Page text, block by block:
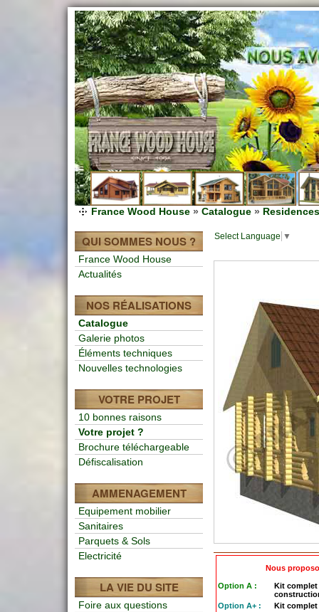
France Wood House » Catalogue »
QUI SOMMES NOUS ?
France Wood House
Actualités
NOS RÉALISATIONS
Catalogue
Galerie photos
Éléments techniques
Nouvelles technologies
VOTRE PROJET
10 bonnes raisons
Votre projet ?
Brochure téléchargeable
Défiscalisation
AMMENAGEMENT
Equipement mobilier
Sanitaires
Parquets & Sols
Electricité
LA VIE DU SITE
Foire aux questions
Select Language ▼
Nous
Option A :
Kit
Option A+ :
Kit